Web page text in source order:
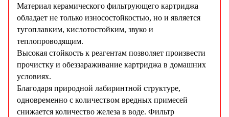
Материал керамического фильтрующего картриджа
обладает не только износостойкостью, но и является
тугоплавким, кислотостойким, звуко и
теплопроводящим.
Высокая стойкость к реагентам позволяет произвести
прочистку и обеззараживание картриджа в домашних
условиях.
Благодаря природной лабиринтной структуре,
одновременно с количеством вредных примесей
снижается количество железа в воде. Фильтр